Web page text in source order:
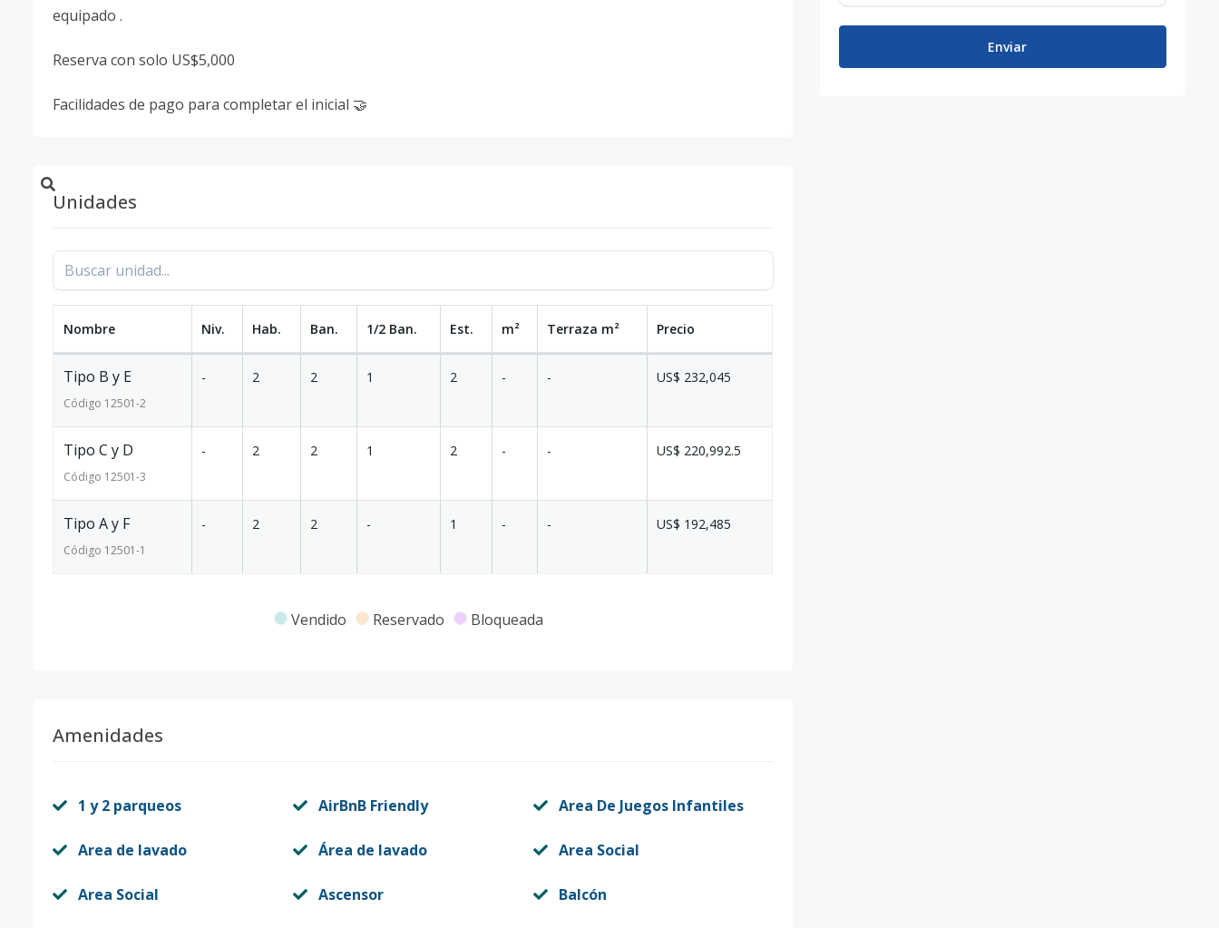
equipado .
Reserva con solo US$5,000
Facilidades de pago para completar el inicial 🤝
Unidades
Nombre Niv. Hab. Ban. 1/2 Ban. Est. m² Terraza m² Precio
Tipo B y E
Código 12501-2
- 2 2 1 2 - - US$ 232,045
Tipo C y D
Código 12501-3
- 2 2 1 2 - - US$ 220,992.5
Tipo A y F
Código 12501-1
- 2 2 - 1 - - US$ 192,485
Vendido Reservado Bloqueada
Amenidades
1 y 2 parqueos AirBnB Friendly Area De Juegos Infantiles
Area de lavado Área de lavado Area Social
Area Social Ascensor Balcón
Enviar